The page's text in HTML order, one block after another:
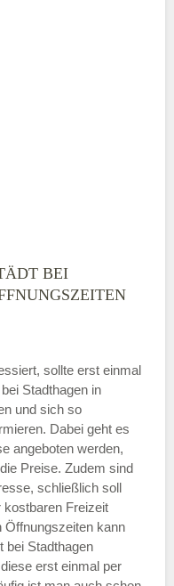
BEI
sollte erst einmal
Stadthagen in
und sich so
Dabei geht es
angeboten werden,
Preise. Zudem sind
schließlich soll
kostbaren Freizeit
Öffnungszeiten kann
bei Stadthagen
erst einmal per